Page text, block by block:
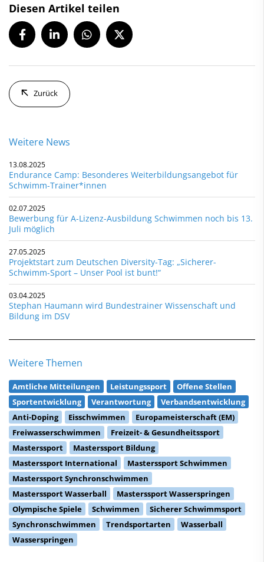
Diesen Artikel teilen
Zurück
Weitere News
13.08.2025
Endurance Camp: Besonderes Weiterbildungsangebot für
Schwimm-Trainer*innen
02.07.2025
Bewerbung für A-Lizenz-Ausbildung Schwimmen noch bis 13.
Juli möglich
27.05.2025
Projektstart zum Deutschen Diversity-Tag: „Sicherer-
Schwimm-Sport – Unser Pool ist bunt!“
03.04.2025
Stephan Haumann wird Bundestrainer Wissenschaft und
Bildung im DSV
Weitere Themen
Amtliche Mitteilungen Leistungssport
Offene Stellen
Sportentwicklung
Verantwortung
Verbandsentwicklung
Anti-Doping
Eisschwimmen
Europameisterschaft (EM)
Freiwasserschwimmen
Freizeit- & Gesundheitssport
Masterssport
Masterssport Bildung
Masterssport International
Masterssport Schwimmen
Masterssport Synchronschwimmen
Masterssport Wasserball
Masterssport Wasserspringen
Olympische Spiele
Schwimmen
Sicherer Schwimmsport
Synchronschwimmen
Trendsportarten
Wasserball
Wasserspringen